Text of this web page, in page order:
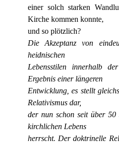
einer solch starken
Kirche kommen konnte,
und so plötzlich?
Die Akzeptanz von
heidnischen
Lebensstilen innerhalb
Ergebnis einer längeren
Entwicklung, es stellt
Relativismus dar,
der nun schon seit über 50
kirchlichen Lebens
herrscht. Der doktrinelle